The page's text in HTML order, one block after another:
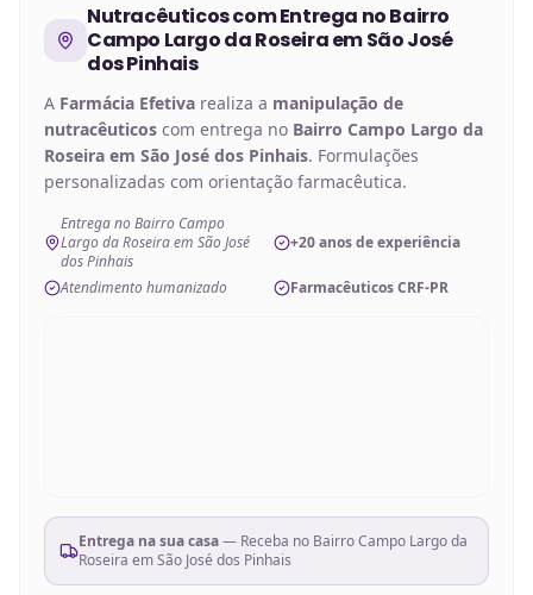
Nutracêuticoscom Entrega noBairro
Campo Largo da Roseira em São José
dos Pinhais
A Farmácia Efetiva realiza a manipulação de
nutracêuticos com entrega no Bairro Campo Largo da
Roseira em São José dos Pinhais. Formulações
personalizadas com orientação farmacêutica.
Entrega no Bairro Campo
Largo da Roseira em São José
dos Pinhais
+20 anos de experiência
Atendimento humanizado Farmacêuticos CRF-PR
Entrega na sua casa— Receba no Bairro Campo Largo da
Roseira em São José dos Pinhais